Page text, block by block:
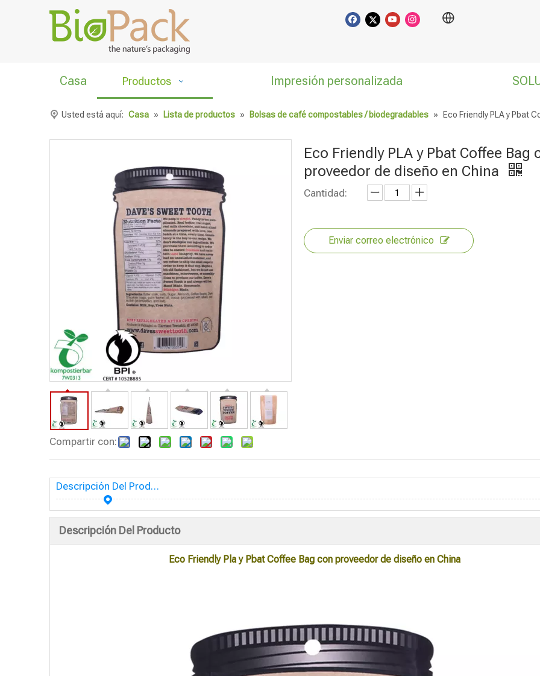
Casa Productos Impresión personalizada
Usted está aquí: Casa » Lista de productos » Bolsas de café compostables / biodegradables » Eco Friendly PLA y Pbat
Compartir con:
Eco Friendly PLA y Pbat Coffee Bag
proveedor de diseño en China
Cantidad:
Enviar correo electrónico
Descripción Del Producto
Descripción Del Producto
Eco Friendly Pla y Pbat Coffee Bag con proveedor de diseño en China